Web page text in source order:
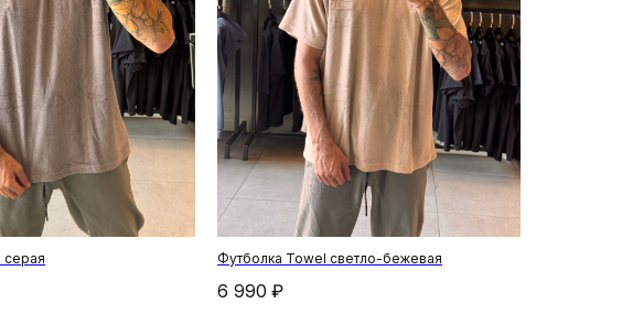
серая Футболка Towel светло-бежевая
6 990 ₽